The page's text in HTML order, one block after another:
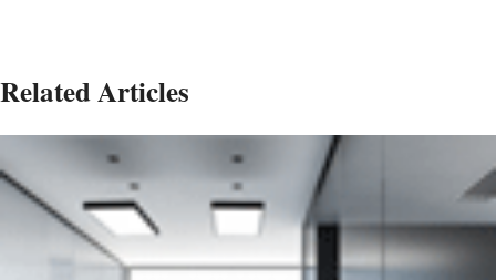
Related Articles